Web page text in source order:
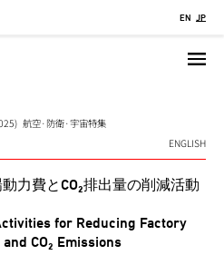
EN JP
航空·防衛·宇宙特集
ENGLISH
力費とCO₂排出量の削減活動
for Reducing Factory
CO₂ Emissions